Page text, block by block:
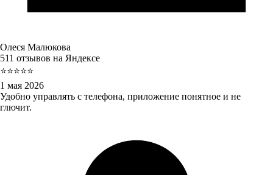
Олеся Малюкова
511 отзывов на Яндексе
⭐⭐⭐⭐⭐
1 мая 2026
Удобно управлять с телефона, приложение понятное и не
глючит.